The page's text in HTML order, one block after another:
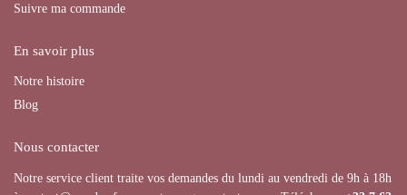
Suivre ma commande
En savoir plus
Notre histoire
Blog
Nous contacter
Notre service client traite vos demandes du lundi au vendredi de 9h à 18h